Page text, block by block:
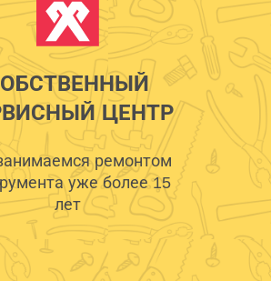
ЦЕНТР
ремонтом
уже более 15
лет